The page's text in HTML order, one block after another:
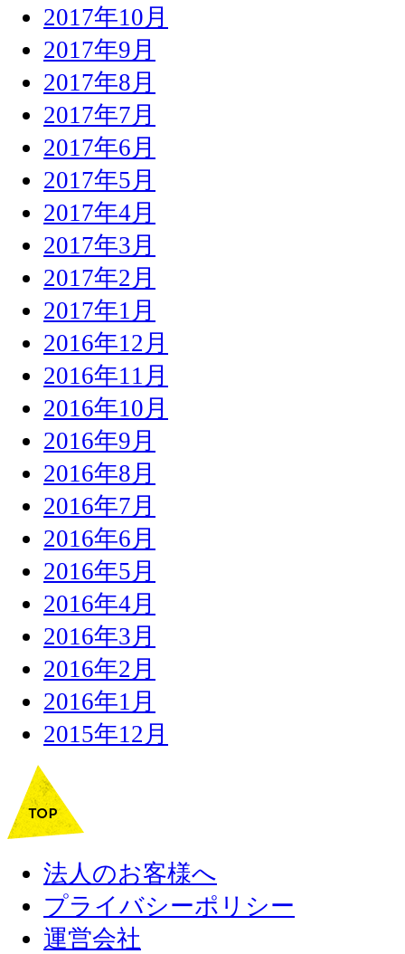
2017年10月
2017年9月
2017年8月
2017年7月
2017年6月
2017年5月
2017年4月
2017年3月
2017年2月
2017年1月
2016年12月
2016年11月
2016年10月
2016年9月
2016年8月
2016年7月
2016年6月
2016年5月
2016年4月
2016年3月
2016年2月
2016年1月
2015年12月
法人のお客様へ
プライバシーポリシー
運営会社